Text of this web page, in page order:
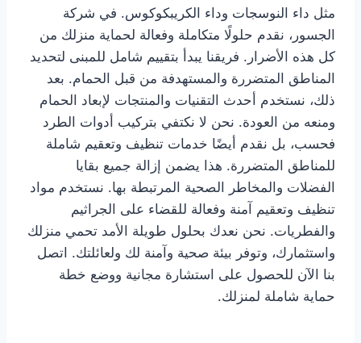
مثل داء النوسجات وداء الكريبكوكوس. في شركة
الجسور، نقدم حلولًا متكاملة وفعالة لحماية منزلك من
كل هذه الأضرار. فريقنا يبدأ بتقييم شامل للمبنى لتحديد
المناطق المتضررة والمستهدفة من قبل الحمام. بعد
ذلك، نستخدم أحدث التقنيات والمنتجات لإبعاد الحمام
ومنعه من العودة. نحن لا نكتفي بتركيب أدوات الطرد
فحسب، بل نقدم أيضًا خدمات تنظيف وتعقيم شاملة
للمناطق المتضررة. هذا يضمن إزالة جميع بقايا
الفضلات والمخاطر الصحية المرتبطة بها. نستخدم مواد
تنظيف وتعقيم آمنة وفعالة للقضاء على الجراثيم
والفطريات. نحن نعدك بحلول طويلة الأمد تحمي منزلك
واستثمارك، وتوفر بيئة صحية وآمنة لك ولعائلتك. اتصل
بنا الآن للحصول على استشارة مجانية ووضع خطة
حماية شاملة لمنزلك.